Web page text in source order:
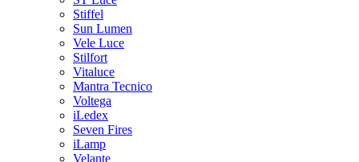
Stiffel
Sun Lumen
Vele Luce
Stilfort
Vitaluce
Mantra Tecnico
Voltega
iLedex
Seven Fires
iLamp
Velante